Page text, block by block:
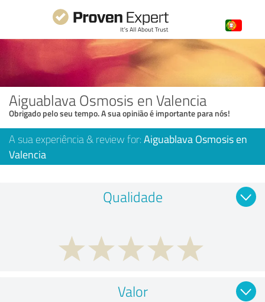
Aiguablava Osmosis en Valencia
Obrigado pelo seu tempo. A sua opinião é importante para nós!
A sua experiência & review for: Aiguablava Osmosis en
Valencia
Qualidade
Valor